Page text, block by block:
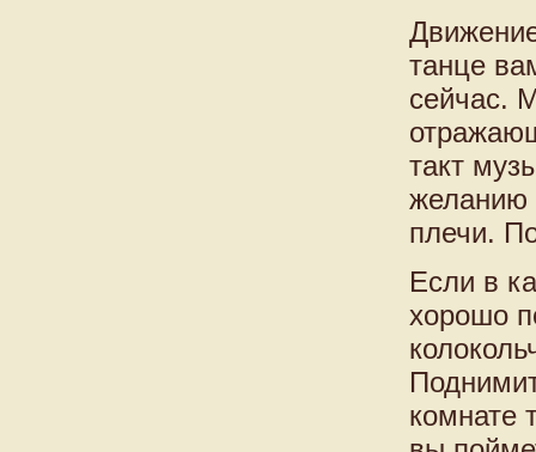
танце
сейчас.
такт
желанию
плечи.
Если в
хорошо
комнате